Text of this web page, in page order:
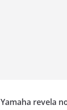
Yamaha revela